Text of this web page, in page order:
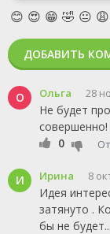
О Ольга 28
Не будет
0
И Ирина 8
Идея
затянуто .
бы не
😊 😍 😁 🤣 😐 😩
ДОБАВИТЬ